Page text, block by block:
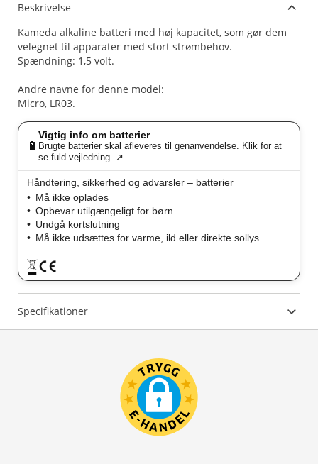
Beskrivelse
Kameda alkaline batteri med høj kapacitet, som gør dem
velegnet til apparater med stort strømbehov.
Spændning: 1,5 volt.
Andre navne for denne model:
Micro, LR03.
🔋
Vigtig info om batterier
Brugte batterier skal afleveres til genanvendelse. Klik for at
se fuld vejledning. ↗
Håndtering, sikkerhed og advarsler – batterier
Må ikke oplades
Opbevar utilgængeligt for børn
Undgå kortslutning
Må ikke udsættes for varme, ild eller direkte sollys
Specifikationer